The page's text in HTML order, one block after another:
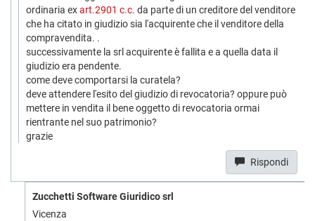
ordinaria exart.2901 c.c. da parte di un creditore del venditore
che ha citato in giudizio sia l'acquirente che il venditore della
compravendita. .
successivamente la srl acquirente è fallita e a quella data il
giudizio era pendente.
come deve comportarsi la curatela?
deve attendere l'esito del giudizio di revocatoria? oppure può
mettere in vendita il bene oggetto di revocatoria ormai
rientrante nel suo patrimonio?
grazie
Rispondi
Zucchetti Software Giuridico srl
Vicenza